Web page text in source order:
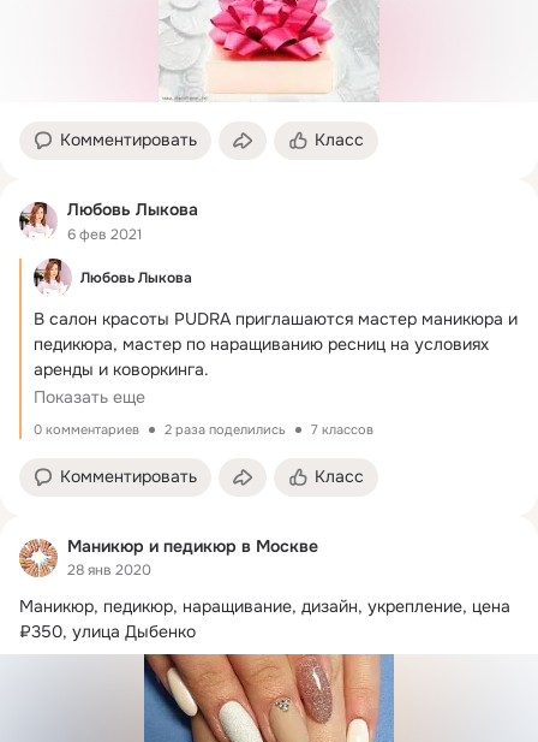
Комментировать Класс
Любовь Лыкова
6 фев 2021
Любовь Лыкова
В салон красоты PUDRA приглашаются мастер маникюра и
педикюра, мастер по наращиванию ресниц на условиях
аренды и коворкинга.
Месяц аренды - 6000р.
Показать еще
0 комментариев 2 раза поделились 7 классов
Комментировать Класс
Маникюр и педикюр в Москве
28 янв 2020
Маникюр, педикюр, наращивание, дизайн, укрепление, цена